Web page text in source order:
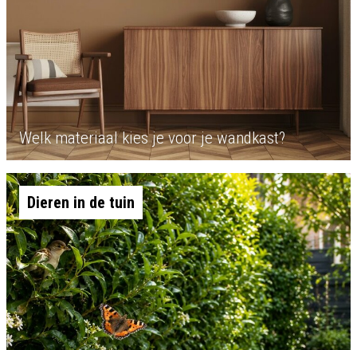
Welk materiaal kies je voor je wandkast?
Dieren in de tuin